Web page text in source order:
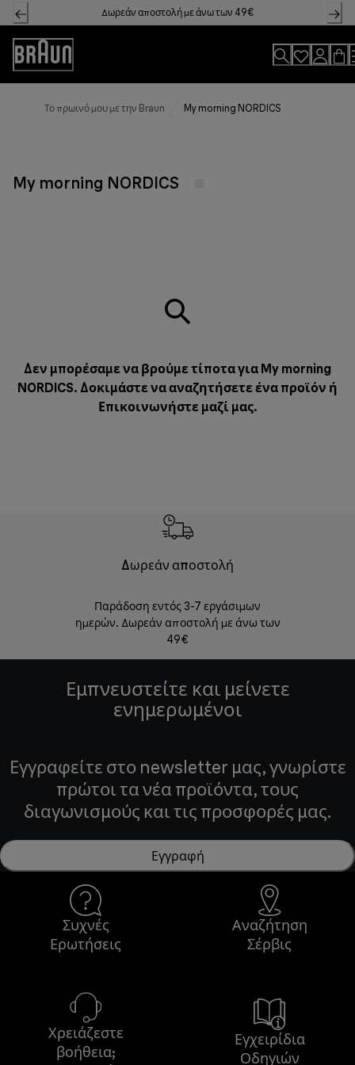
Skip
to
Content
Δωρεάν αποστολή με άνω των 49€
Accessibility
Statement
Το πρωινό μου με την Braun My morning NORDICS
My morning NORDICS
Δεν μπορέσαμε να βρούμε τίποτα για My morning
NORDICS. Δοκιμάστε να αναζητήσετε ένα προϊόν ή
Επικοινωνήστε μαζί μας.
Δωρεάν αποστολή
Παράδοση εντός 3-7 εργάσιμων
ημερών. Δωρεάν αποστολή με άνω των
49€
Εμπνευστείτε και μείνετε
ενημερωμένοι
Εγγραφείτε στο newsletter μας, γνωρίστε
πρώτοι τα νέα προϊόντα, τους
διαγωνισμούς και τις προσφορές μας.
Εγγραφή
Συχνές
Ερωτήσεις
Αναζήτηση
Σέρβις
Χρειάζεστε
βοήθεια;
Εγχειρίδια
Οδηγιών